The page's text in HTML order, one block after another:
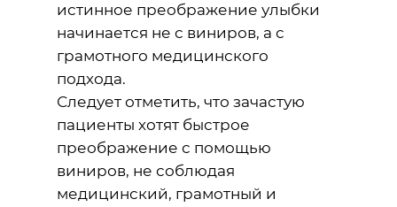
истинное преображение улыбки
начинается не с виниров, а с
грамотного медицинского
подхода.
Следует отметить, что зачастую
пациенты хотят быстрое
преображение с помощью
виниров, не соблюдая
медицинский, грамотный и